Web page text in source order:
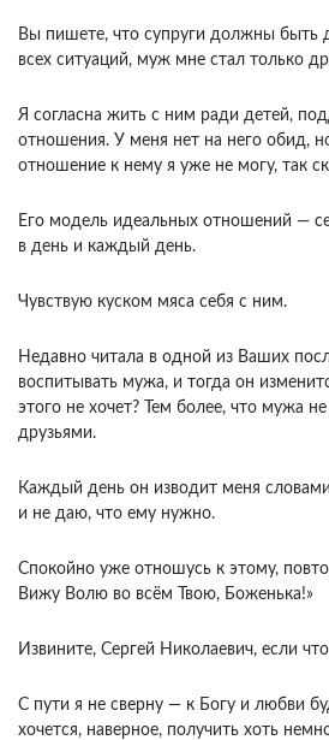
Вы пишете, что супруги должны быть
всех ситуаций, муж мне стал только
Я согласна жить с ним ради детей,
отношения. У меня нет на него обид,
отношение к нему я уже не могу, так
Его модель идеальных отношений —
в день и каждый день.
Чувствую куском мяса себя с ним.
Недавно читала в одной из Ваших
воспитывать мужа, и тогда он
этого не хочет? Тем более, что мужа
друзьями.
Каждый день он изводит меня
и не даю, что ему нужно.
Спокойно уже отношусь к этому,
Вижу Волю во всём Твою, Боженька!»
Извините, Сергей Николаевич, если
С пути я не сверну — к Богу и любви
хочется, наверное, получить хоть